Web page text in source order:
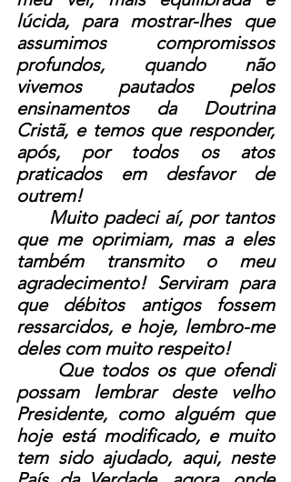
lúcida, para mostrar-lhes que
assumimos compromissos
profundos, quando não
vivemos pautados pelos
ensinamentos da Doutrina
Cristã, e temos que responder,
após, por todos os atos
praticados em desfavor de
outrem!
que me oprimiam, mas a eles
também transmito o meu
agradecimento! Serviram para
que débitos antigos fossem
ressarcidos, e hoje, lembro-me
deles com muito respeito!
possam lembrar deste velho
Presidente, como alguém que
hoje está modificado, e muito
tem sido ajudado, aqui, neste